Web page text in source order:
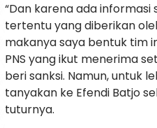
“Dan karena ada
tertentu yang diberikan
makanya saya bentuk tim
PNS yang ikut menerima
beri sanksi. Namun, untuk
tanyakan ke Efendi Batjo
tuturnya.